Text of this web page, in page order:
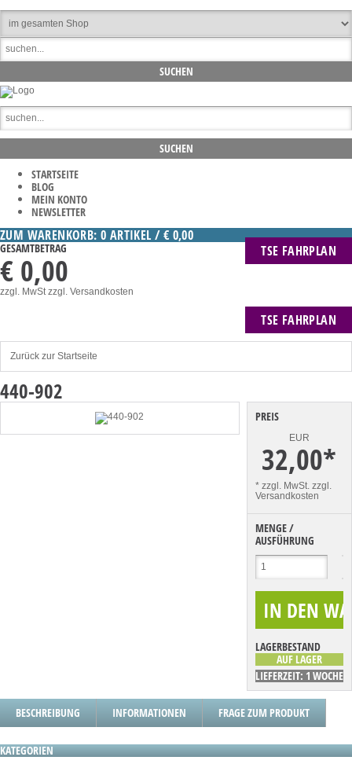
STARTSEITE
BLOG
MEIN KONTO
NEWSLETTER
TSE FAHRPLAN
ZUM WARENKORB: 0 ARTIKEL / € 0,00
GESAMTBETRAG
€ 0,00
zzgl. MwStzzgl. Versandkosten
TSE FAHRPLAN
Zurück zur Startseite
440-902
PREIS
EUR
32,00*
* zzgl. MwSt. zzgl.
Versandkosten
MENGE /
AUSFÜHRUNG
LAGERBESTAND
AUF LAGER
LIEFERZEIT: 1 WOCHE
BESCHREIBUNG INFORMATIONEN FRAGE ZUM PRODUKT
KATEGORIEN